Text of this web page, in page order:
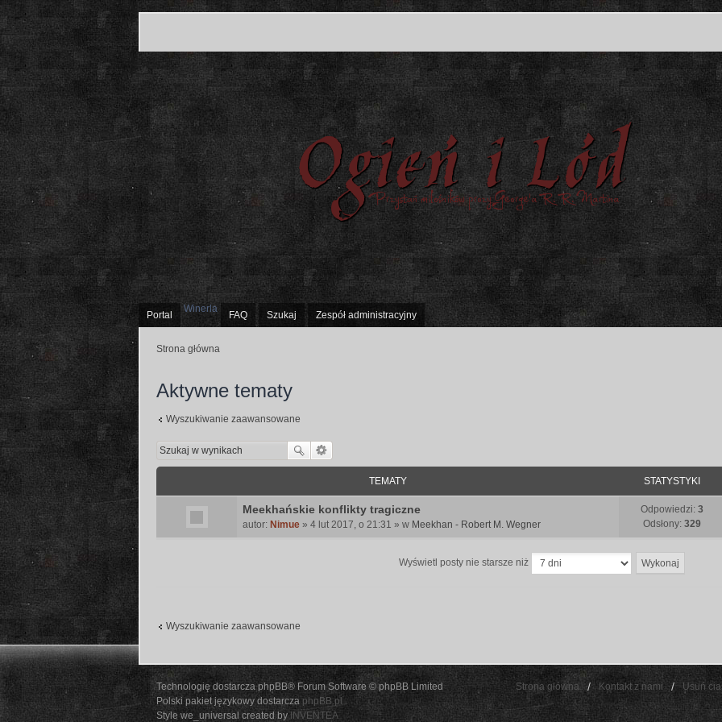
Portal
Winerla
FAQ Szukaj Zespół administracyjny
Strona główna
Aktywne tematy
Wyszukiwanie zaawansowane
TEMATY STATYSTYKI
Meekhańskie konflikty tragiczne
autor: Nimue » 4 lut 2017, o 21:31 » w Meekhan - Robert M. Wegner
Odpowiedzi: 3
Odsłony: 329
Wyświetl posty nie starsze niż
Wyszukiwanie zaawansowane
Strona główna Kontakt z nami Usuń
Technologię dostarcza phpBB® Forum Software © phpBB Limited
Polski pakiet językowy dostarcza phpBB.pl
Style we_universal created by INVENTEA